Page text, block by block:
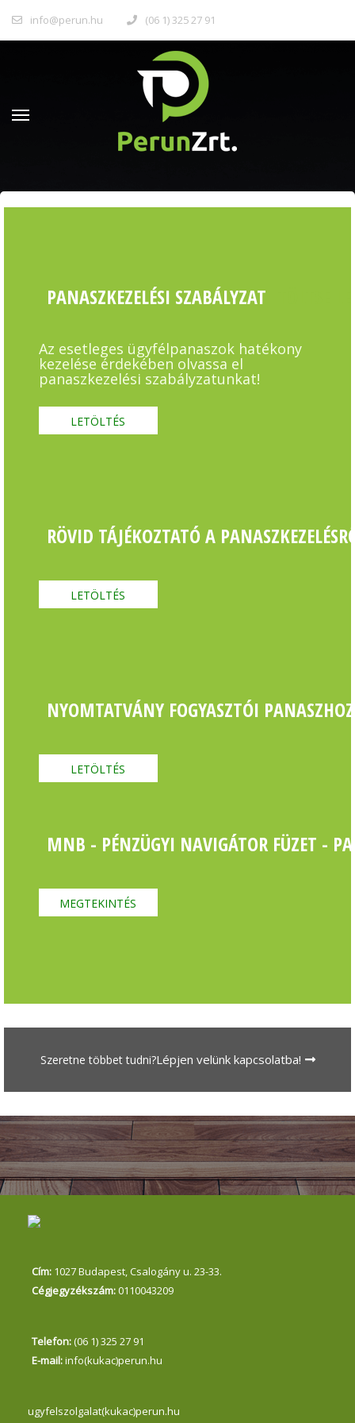
info@perun.hu (06 1) 325 27 91
PANASZKEZELÉSI SZABÁLYZAT
Az esetleges ügyfélpanaszok hatékony
kezelése érdekében olvassa el
panaszkezelési szabályzatunkat!
LETÖLTÉS
RÖVID TÁJÉKOZTATÓ A
LETÖLTÉS
NYOMTATVÁNY FOGYASZTÓI
LETÖLTÉS
MNB - PÉNZÜGYI NAVIGÁTOR FÜZET -
MEGTEKINTÉS
Szeretne többet tudni?Lépjen velünk kapcsolatba!
Cím: 1027 Budapest, Csalogány u. 23-33.
Cégjegyzékszám:0110043209
Telefon:(06 1) 325 27 91
E-mail:info(kukac)perun.hu
ugyfelszolgalat(kukac)perun.hu